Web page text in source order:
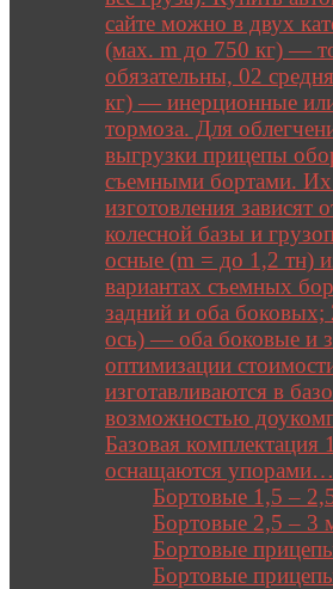
сайте можно в двух
(мах. m до 750 кг) —
обязательны, 02
кг) — инерционные
тормоза. Для
выгрузки прицепы
съемными бортами. Их
изготовления зависят
колесной базы и
осные (m = до 1,2 тн)
вариантах съемных
задний и оба боковых;
ось) — оба боковые и
оптимизации
изготавливаются в
возможностью
Базовая комплектация
оснащаются упорами…
Бортовые 1,5 –
Бортовые 2,5 – 3
Бортовые
Бортовые